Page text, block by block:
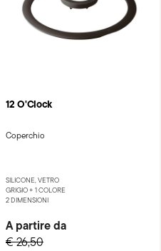
12 O'Clock
Coperchio
SILICONE, VETRO
GRIGIO + 1 COLORE
2 DIMENSIONI
A partire da
€ 26,50